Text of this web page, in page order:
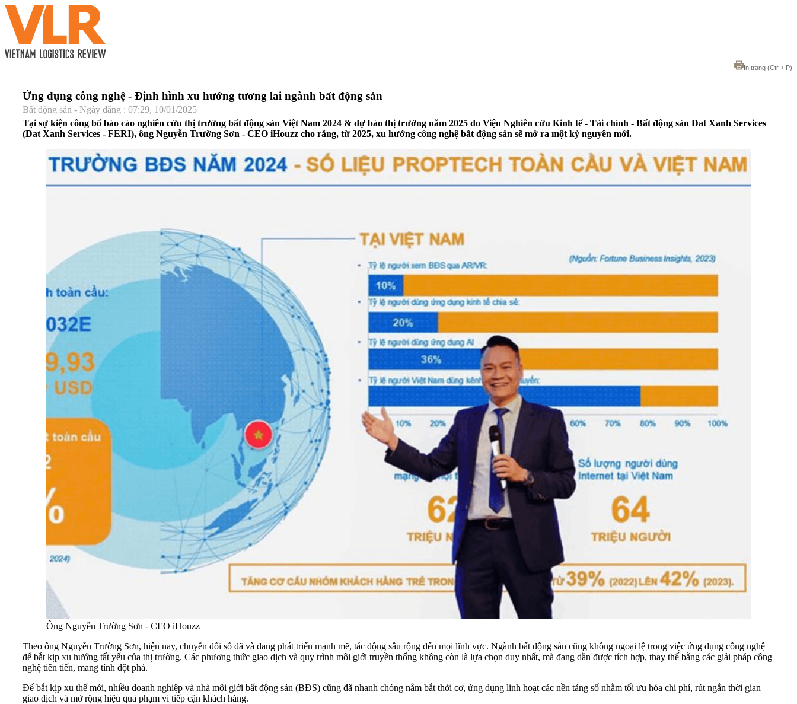
In trang (Ctr + P)
Ứng dụng công nghệ - Định hình xu hướng tương lai ngành bất động sản
Bất động sản - Ngày đăng : 07:29, 10/01/2025
Tại sự kiện công bố báo cáo nghiên cứu thị trường bất động sản Việt Nam 2024 & dự báo thị trường năm 2025 do Viện Nghiên cứu Kinh tế - Tài chính - Bất động sản Dat Xanh Services
(Dat Xanh Services - FERI), ông Nguyễn Trường Sơn - CEO iHouzz cho rằng, từ 2025, xu hướng công nghệ bất động sản sẽ mở ra một kỷ nguyên mới.
Ông Nguyễn Trường Sơn - CEO iHouzz
Theo ông Nguyễn Trường Sơn, hiện nay, chuyển đổi số đã và đang phát triển mạnh mẽ, tác động sâu rộng đến mọi lĩnh vực. Ngành bất động sản cũng không ngoại lệ trong việc ứng dụng công nghệ
để bắt kịp xu hướng tất yếu của thị trường. Các phương thức giao dịch và quy trình môi giới truyền thống không còn là lựa chọn duy nhất, mà đang dần được tích hợp, thay thế bằng các giải pháp công
nghệ tiên tiến, mang tính đột phá.
Để bắt kịp xu thế mới, nhiều doanh nghiệp và nhà môi giới bất động sản (BĐS) cũng đã nhanh chóng nắm bắt thời cơ, ứng dụng linh hoạt các nền tảng số nhằm tối ưu hóa chi phí, rút ngắn thời gian
giao dịch và mở rộng hiệu quả phạm vi tiếp cận khách hàng.